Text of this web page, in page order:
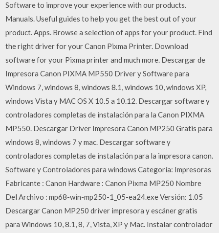
Software to improve your experience with our products.
Manuals. Useful guides to help you get the best out of your
product. Apps. Browse a selection of apps for your product. Find
the right driver for your Canon Pixma Printer. Download
software for your Pixma printer and much more. Descargar de
Impresora Canon PIXMA MP550 Driver y Software para
Windows 7, windows 8, windows 8.1, windows 10, windows XP,
windows Vista y MAC OS X 10.5 a 10.12. Descargar software y
controladores completas de instalación para la Canon PIXMA
MP550. Descargar Driver Impresora Canon MP250 Gratis para
windows 8, windows 7 y mac. Descargar software y
controladores completas de instalación para la impresora canon.
Software y Controladores para windows Categoría: Impresoras
Fabricante : Canon Hardware : Canon Pixma MP250 Nombre
Del Archivo : mp68-win-mp250-1_05-ea24.exe Versión: 1.05
Descargar Canon MP250 driver impresora y escáner gratis
para Windows 10, 8.1, 8, 7, Vista, XP y Mac. Instalar controlador